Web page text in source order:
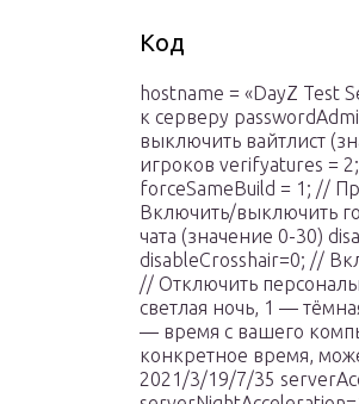
Код
hostname = «DayZ Test
к серверу
выключить вайтлист
игроков verifyatures =
forceSameBuild = 1; //
Включить/выключить
чата (значение 0-30)
disableCrosshair=0; //
// Отключить
светлая ночь, 1 —
— время с вашего
конкретное время,
2021/3/19/7/35